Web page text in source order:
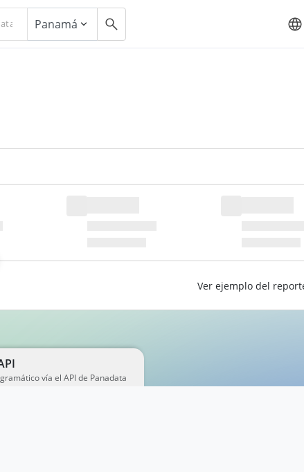
Panamá
Ver ejemplo del
vía el API de Panadata